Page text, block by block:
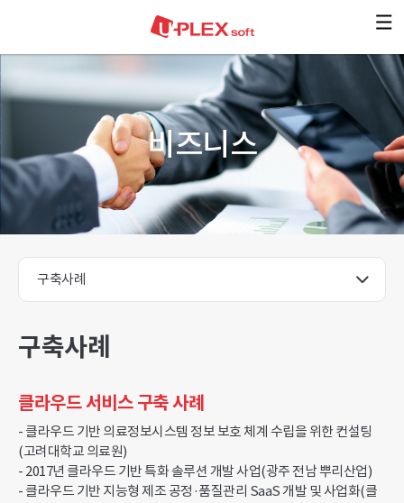
비즈니스
구축사례
클라우드 서비스 구축 사례
- 클라우드 기반 의료정보시스템 정보 보호 체계 수립을 위한 컨설팅
(고려대학교 의료원)
- 2017년 클라우드 기반 특화 솔루션 개발 사업(광주 전남 뿌리산업)
- 클라우드 기반 지능형 제조 공정·품질관리 SaaS 개발 및 사업화(클